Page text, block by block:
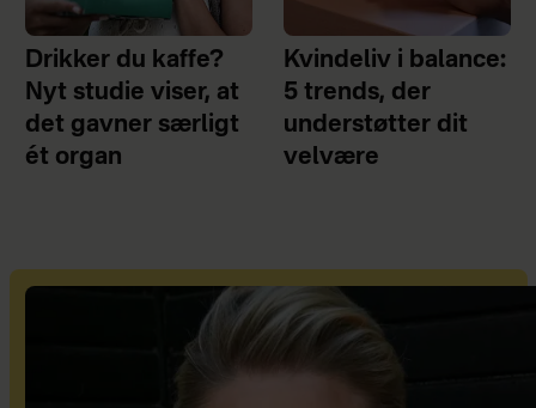
Drikker du kaffe?
Nyt studie viser, at
det gavner særligt
ét organ
Kvindeliv i balance:
5 trends, der
understøtter dit
velvære